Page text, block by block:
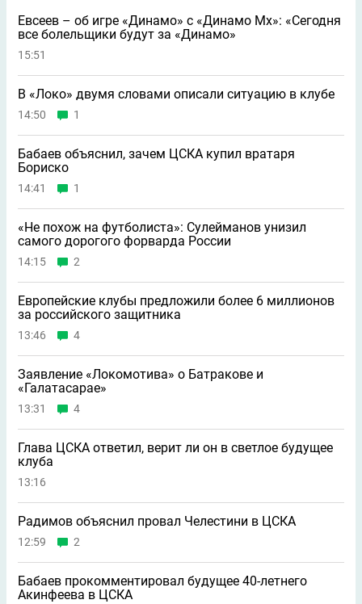
Евсеев – об игре «Динамо» с «Динамо Мх»: «Сегодня
все болельщики будут за «Динамо»
15:51
В «Локо» двумя словами описали ситуацию в клубе
14:50 1
Бабаев объяснил, зачем ЦСКА купил вратаря
Бориско
14:41 1
«Не похож на футболиста»: Сулейманов унизил
самого дорогого форварда России
14:15 2
Европейские клубы предложили более 6 миллионов
за российского защитника
13:46 4
Заявление «Локомотива» о Батракове и
«Галатасарае»
13:31 4
Глава ЦСКА ответил, верит ли он в светлое будущее
клуба
13:16
Радимов объяснил провал Челестини в ЦСКА
12:59 2
Бабаев прокомментировал будущее 40-летнего
Акинфеева в ЦСКА